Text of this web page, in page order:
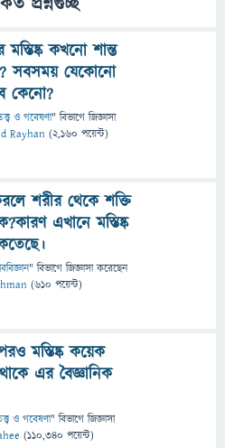
কখনো শান্ত
সবসময় যেকোনো
কেনো?
ও গবেষণা" বিভাগে জিজ্ঞাসা
Rayhan (2,160 পয়েন্ট)
শরীর থেকে শক্তি
এখানে মস্তিষ্ক
" বিভাগে জিজ্ঞাসাকরেছেন
(610 পয়েন্ট)
মস্তিষ্ক কয়েক
এর বৈজ্ঞানিক
ও গবেষণা" বিভাগে জিজ্ঞাসা
(110,340 পয়েন্ট)